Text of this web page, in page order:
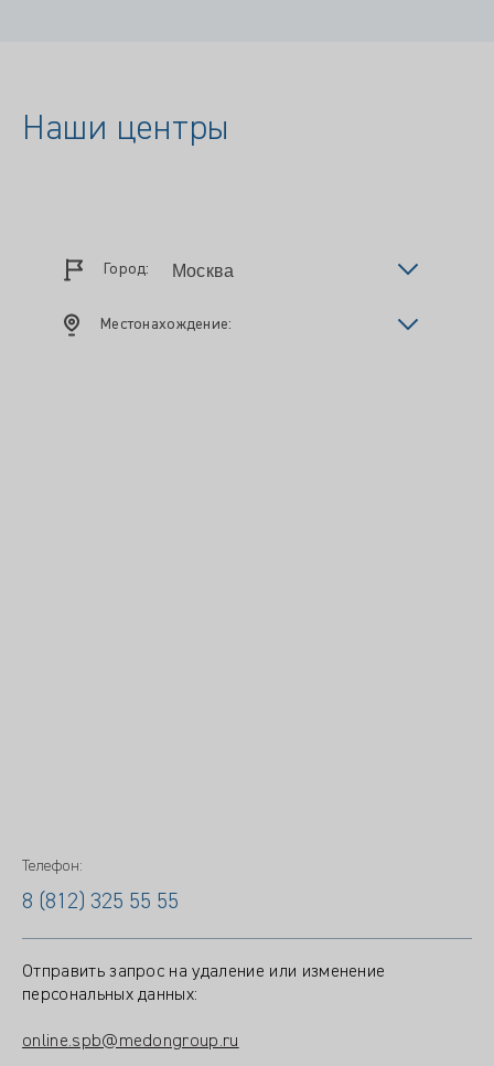
Наши центры
Город:
Местонахождение:
Телефон:
8 (812) 325 55 55
Отправить запрос на удаление или изменение
персональных данных:
online.spb@medongroup.ru